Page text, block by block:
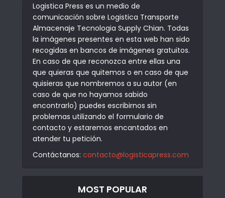
Logistica Press es un medio de
comunicación sobre Logistica Transporte
Almacenaje Tecnologia Supply Chian. Todas
la imágenes presentes en esta web han sido
recogidas en bancos de imágenes gratuitos.
En caso de que reconozca entre ellas una
que quieras que quitemos o en caso de que
quisieras que nombremos a su autor (en
caso de que no hayamos sabido
encontrarlo) puedes escribirnos sin
problemas utilizando el formulario de
contacto y estaremos encantados en
atender tu petición.
Contáctanos: contacto@logisticapress.com
MOST POPULAR